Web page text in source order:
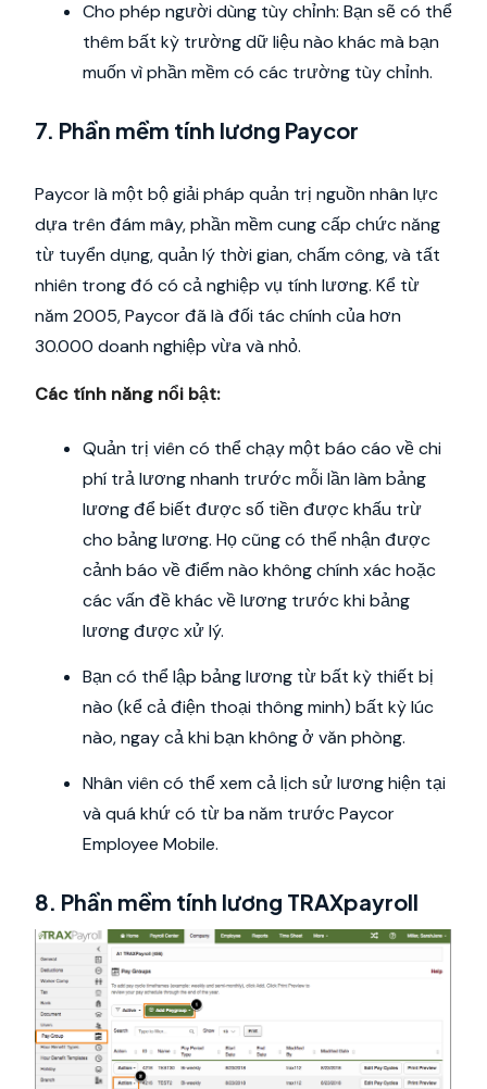
Cho phép người dùng tùy chỉnh: Bạn sẽ có thể
thêm bất kỳ trường dữ liệu nào khác mà bạn
muốn vì phần mềm có các trường tùy chỉnh.
7. Phần mềm tính lương Paycor
Paycor là một bộ giải pháp quản trị nguồn nhân lực
dựa trên đám mây, phần mềm cung cấp chức năng
từ tuyển dụng, quản lý thời gian, chấm công, và tất
nhiên trong đó có cả nghiệp vụ tính lương. Kể từ
năm 2005, Paycor đã là đối tác chính của hơn
30.000 doanh nghiệp vừa và nhỏ.
Các tính năng nổi bật:
Quản trị viên có thể chạy một báo cáo về chi
phí trả lương nhanh trước mỗi lần làm bảng
lương để biết được số tiền được khấu trừ
cho bảng lương. Họ cũng có thể nhận được
cảnh báo về điểm nào không chính xác hoặc
các vấn đề khác về lương trước khi bảng
lương được xử lý.
Bạn có thể lập bảng lương từ bất kỳ thiết bị
nào (kể cả điện thoại thông minh) bất kỳ lúc
nào, ngay cả khi bạn không ở văn phòng.
Nhân viên có thể xem cả lịch sử lương hiện tại
và quá khứ có từ ba năm trước Paycor
Employee Mobile.
8. Phần mềm tính lương TRAXpayroll